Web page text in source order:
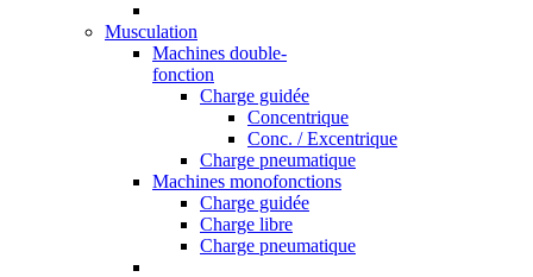
Musculation
Machines double-
fonction
Charge guidée
Concentrique
Conc. / Excentrique
Charge pneumatique
Machines monofonctions
Charge guidée
Charge libre
Charge pneumatique